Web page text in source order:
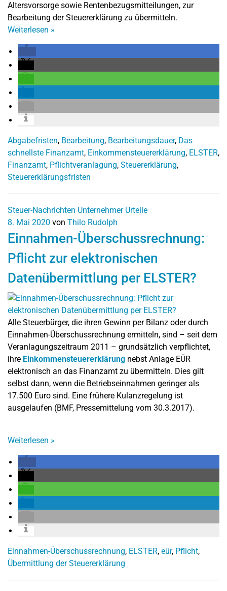
Altersvorsorge sowie Rentenbezugsmitteilungen, zur
Bearbeitung der Steuererklärung zu übermitteln.
Weiterlesen »
Abgabefristen, Bearbeitung, Bearbeitungsdauer, Das
schnellste Finanzamt, Einkommensteuererklärung, ELSTER,
Finanzamt, Pflichtveranlagung, Steuererklärung,
Steuererklärungsfristen
Steuer-Nachrichten Unternehmer Urteile
8. Mai 2020 von Thilo Rudolph
Einnahmen-Überschussrechnung:
Pflicht zur elektronischen
Datenübermittlung per ELSTER?
Alle Steuerbürger, die ihren Gewinn per Bilanz oder durch
Einnahmen-Überschussrechnung ermitteln, sind – seit dem
Veranlagungszeitraum 2011 – grundsätzlich verpflichtet,
ihre Einkommensteuererklärung nebst Anlage EÜR
elektronisch an das Finanzamt zu übermitteln. Dies gilt
selbst dann, wenn die Betriebseinnahmen geringer als
17.500 Euro sind. Eine frühere Kulanzregelung ist
ausgelaufen (BMF, Pressemittelung vom 30.3.2017).
Weiterlesen »
Einnahmen-Überschussrechnung, ELSTER, eür, Pflicht,
Übermittlung der Steuererklärung